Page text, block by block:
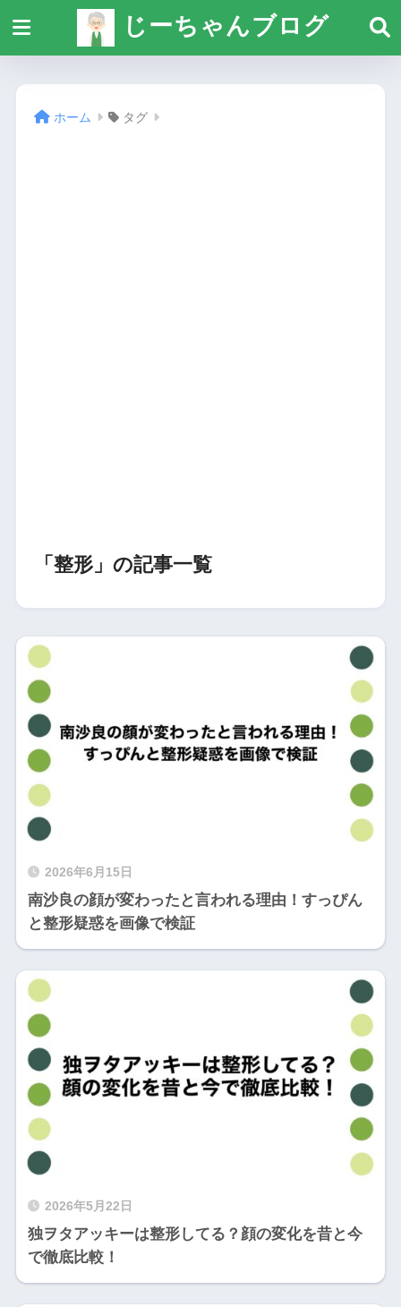
じーちゃんブログ
ホーム タグ
「整形」の記事一覧
2026年6月15日
南沙良の顔が変わったと言われる理由！すっぴん
と整形疑惑を画像で検証
2026年5月22日
独ヲタアッキーは整形してる？顔の変化を昔と今
で徹底比較！